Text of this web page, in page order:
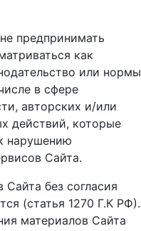
предпринимать
как
или нормы
в сфере
авторских и/или
действий, которые
нарушению
Сайта.
без согласия
(статья 1270 Г.К РФ).
материалов Сайта